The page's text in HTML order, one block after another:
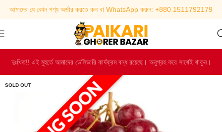
আমাদের যে কোন পণ্য অর্ডার করতে কল বা WhatsApp করুন: +880 1511792179
দুঃখিত!! এই মুহুর্তে আমাদের ডেলিভারি কার্যক্রম বন্ধ রয়েছে। অনুগ্রহ করে সাথেই থাকুন।
SOLD OUT